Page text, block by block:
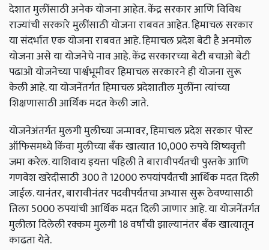
देशात मुलींसाठी अनेक योजना आहेत. केंद्र सरकार आणि विविध
राज्यांची सरकारे मुलींसाठी योजना राबवत आहेत. हिमाचल सरकार
या संदर्भात एक योजना राबवत आहे. हिमाचल प्रदेश बेटी है अनमोल
योजना असे या योजनेचे नाव आहे. केंद्र सरकारच्या बेटी बचाओ बेटी
पढाओ योजनेच्या पार्श्वभूमीवर हिमाचल सरकारने ही योजना सुरू
केली आहे. या योजनेंतर्गत हिमाचल प्रदेशातील मुलींना त्यांच्या
शिक्षणासाठी आर्थिक मदत केली जाते.
योजनेअंतर्गत मुलगी मुलीच्या जन्मावर, हिमाचल प्रदेश सरकार पोस्ट
ऑफिसमध्ये किंवा मुलीच्या बँक खात्यात 10,000 रुपये शिष्यवृत्ती
जमा करेल. याशिवाय इयत्ता पहिली ते बारावीपर्यंतची पुस्तके आणि
गणवेश खरेदीसाठी 300 ते 12000 रुपयांपर्यंतची आर्थिक मदत दिली
जाईल. यानंतर, बारावीनंतर पदवीपर्यंतचा अभ्यास सुरू ठेवण्यासाठी
तिला 5000 रुपयांची आर्थिक मदत दिली जाणार आहे. या योजनेंतर्गत
मुलीला दिलेली रक्कम मुलगी 18 वर्षांची झाल्यानंतर बँक खात्यातून
काढता येते.